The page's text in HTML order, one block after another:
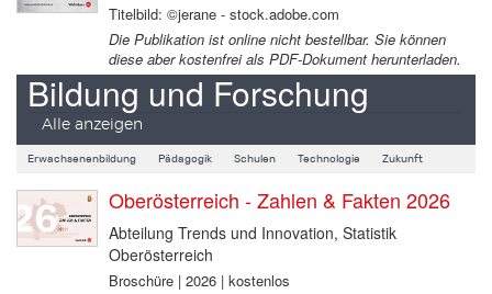
Titelbild: ©jerane - stock.adobe.com
Die Publikation ist online nicht bestellbar. Sie können
diese aber kostenfrei als PDF-Dokument herunterladen.
Bildung und Forschung
Alle anzeigen
Erwachsenenbildung Pädagogik Schulen Technologie Zukunft
Oberösterreich - Zahlen & Fakten 2026
Abteilung Trends und Innovation, Statistik
Oberösterreich
Broschüre | 2026 | kostenlos